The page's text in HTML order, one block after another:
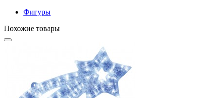
Фигуры
Похожие товары